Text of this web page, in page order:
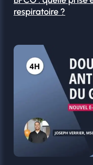
respiratoire ?